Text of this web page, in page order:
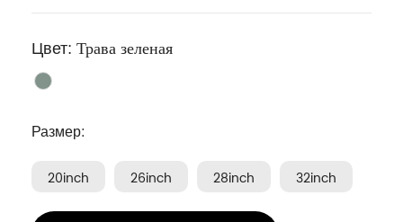
Цвет: Трава зеленая
Размер:
20inch 26inch 28inch 32inch